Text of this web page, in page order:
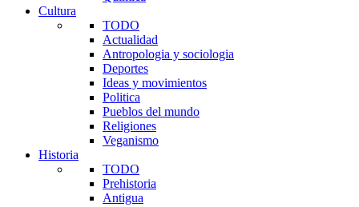
Cultura
TODO
Actualidad
Antropologia y sociologia
Deportes
Ideas y movimientos
Politica
Pueblos del mundo
Religiones
Veganismo
Historia
TODO
Prehistoria
Antigua